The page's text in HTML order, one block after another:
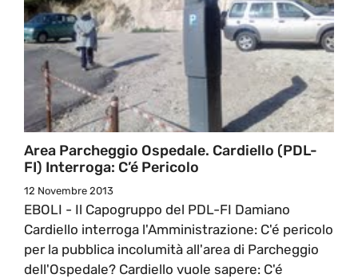
Area Parcheggio Ospedale. Cardiello (PDL-
FI) Interroga: C’é Pericolo
12 Novembre 2013
EBOLI - Il Capogruppo del PDL-FI Damiano
Cardiello interroga l'Amministrazione: C'é pericolo
per la pubblica incolumità all'area di Parcheggio
dell'Ospedale? Cardiello vuole sapere: C'é